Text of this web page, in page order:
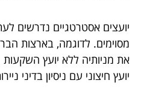
יועצים אסטרטגיים נדרשים
מסוימים. לדוגמה, בארצות
את מניותיה ללא יועץ השקעות
יועץ חיצוני עם ניסיון בדיני